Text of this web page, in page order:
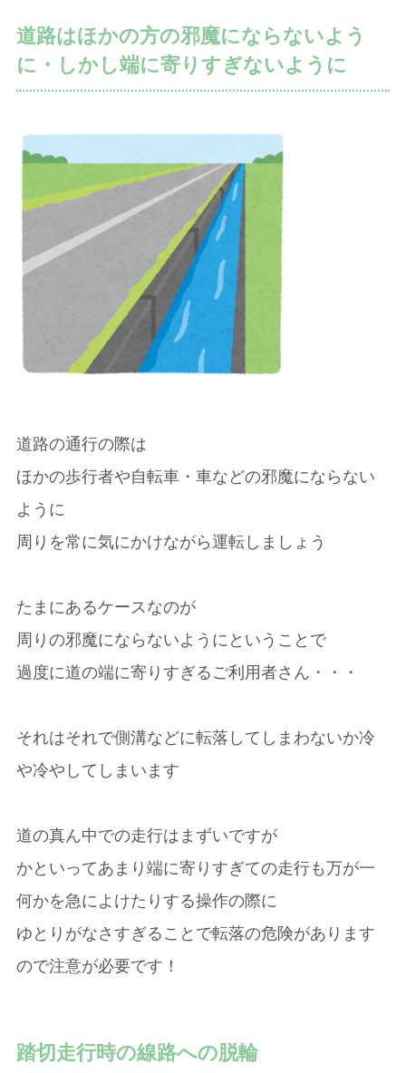
道路はほかの方の邪魔にならないよう
に・しかし端に寄りすぎないように
道路の通行の際は
ほかの歩行者や自転車・車などの邪魔にならない
ように
周りを常に気にかけながら運転しましょう
たまにあるケースなのが
周りの邪魔にならないようにということで
過度に道の端に寄りすぎるご利用者さん・・・
それはそれで側溝などに転落してしまわないか冷
や冷やしてしまいます
道の真ん中での走行はまずいですが
かといってあまり端に寄りすぎての走行も万が一
何かを急によけたりする操作の際に
ゆとりがなさすぎることで転落の危険があります
ので注意が必要です！
踏切走行時の線路への脱輪